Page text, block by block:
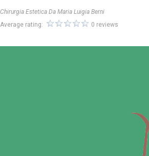
Chirurgia Estetica Da Maria Luigia Berni
Average rating:
0 reviews